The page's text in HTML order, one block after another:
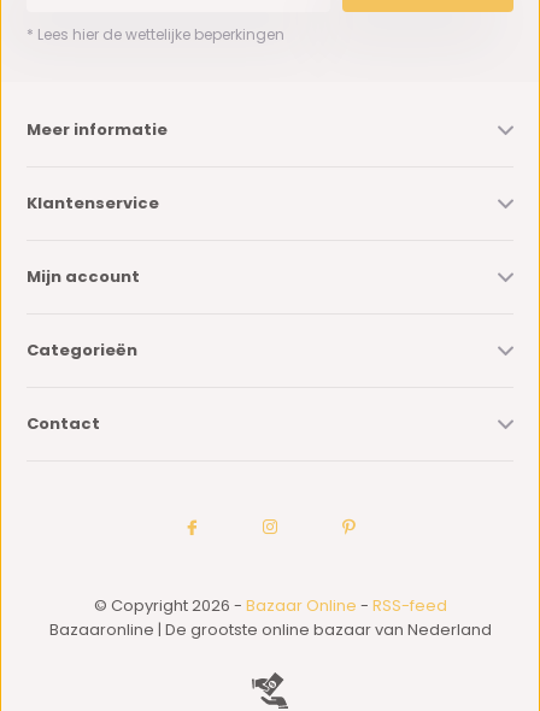
* Lees hier de wettelijke beperkingen
Meer informatie
Klantenservice
Mijn account
Categorieën
Contact
© Copyright 2026 - Bazaar Online - RSS-feed
Bazaaronline | De grootste online bazaar van Nederland